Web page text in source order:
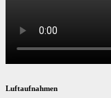
Luftaufnahmen